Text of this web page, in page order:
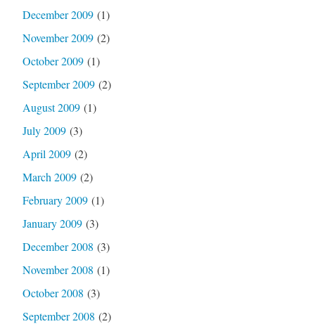
December 2009(1)
November 2009(2)
October 2009(1)
September 2009(2)
August 2009(1)
July 2009(3)
April 2009(2)
March 2009(2)
February 2009(1)
January 2009(3)
December 2008 (3)
November 2008 (1)
October 2008 (3)
September 2008 (2)